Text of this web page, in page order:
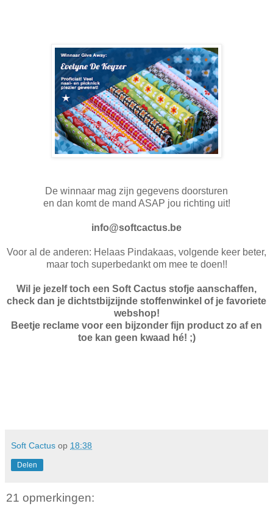
De winnaar mag zijn gegevens doorsturen
en dan komt de mand ASAP jou richting uit!
info@softcactus.be
Voor al de anderen: Helaas Pindakaas, volgende keer beter,
maar toch superbedankt om mee te doen!!
Wil je jezelf toch een Soft Cactus stofje aanschaffen,
check dan je dichtstbijzijnde stoffenwinkel of je favoriete
webshop!
Beetje reclame voor een bijzonder fijn product zo af en
toe kan geen kwaad hé! ;)
Soft Cactus op 18:38
Delen
21 opmerkingen: